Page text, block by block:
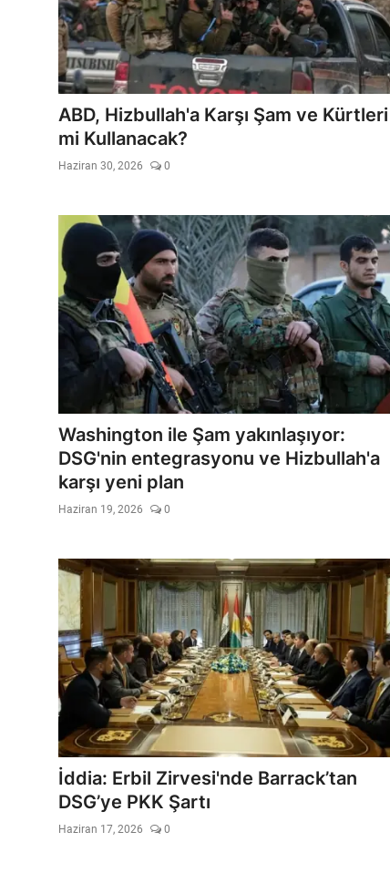
ABD, Hizbullah'a Karşı Şam ve Kürtleri
mi Kullanacak?
Haziran 30, 2026 0
Washington ile Şam yakınlaşıyor:
DSG'nin entegrasyonu ve Hizbullah'a
karşı yeni plan
Haziran 19, 2026 0
İddia: Erbil Zirvesi'nde Barrack’tan
DSG’ye PKK Şartı
Haziran 17, 2026 0